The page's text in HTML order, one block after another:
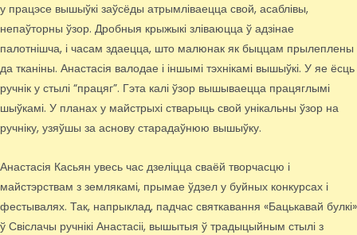
у працэсе вышыўкі заўсёды атрымліваецца свой, асаблівы,
непаўторны ўзор. Дробныя крыжыкі зліваюцца ў адзінае
палотнішча, і часам здаецца, што малюнак як быццам прылеплены
да тканіны. Анастасія валодае і іншымі тэхнікамі вышыўкі. У яе ёсць
ручнік у стылі “працяг”. Гэта калі ўзор вышываецца працяглымі
шыўкамі. У планах у майстрыхі стварыць свой унікальны ўзор на
ручніку, узяўшы за аснову старадаўнюю вышыўку.
Анастасія Касьян увесь час дзеліцца сваёй творчасцю і
майстэрствам з землякамі, прымае ўдзел у буйных конкурсах і
фестывалях. Так, напрыклад, падчас святкавання «Бацькавай булкі»
ў Свіслачы ручнікі Анастасіі, вышытыя ў традыцыйным стылі з